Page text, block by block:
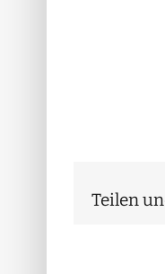
Teilen